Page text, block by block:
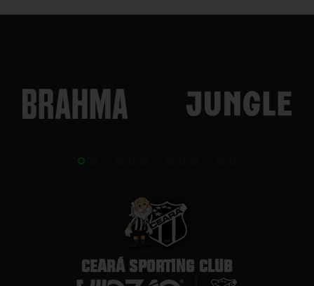
CEARÁ SPORTING CLUB